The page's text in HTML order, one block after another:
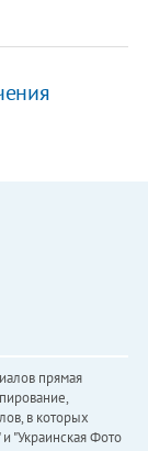
прямая
в которых
"Украинская Фото